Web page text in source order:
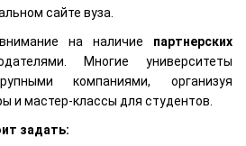
сайте вуза.
на наличие партнерских
Многие университеты
компаниями, организуя
и мастер-классы для студентов.
задать: